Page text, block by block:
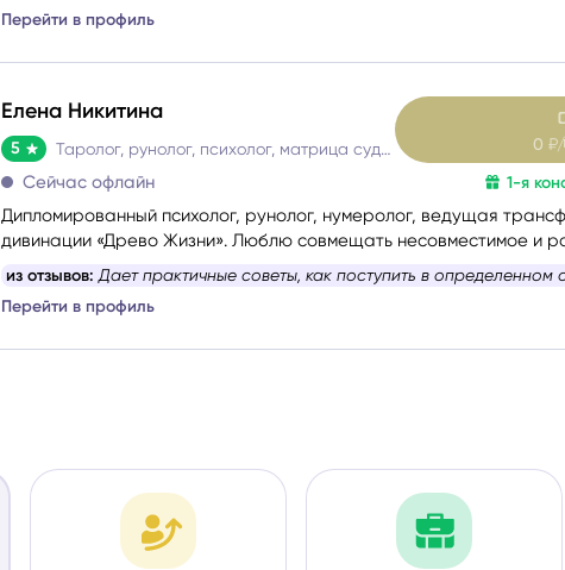
Перейти в профиль
Елена Никитина
5 Таролог, рунолог, психолог, матрица судьбы
Сейчас офлайн
Дипломированный психолог, рунолог, нумеролог, ведущая
дивинации «Древо Жизни». Люблю совмещать несовместимое и
эзотерики, психологии и Таро, Таро и нумерологии.
Помогаю понять себя, осознать свои истинные желания и
проблемных ситуаций и оптимальные способы их решения.
из отзывов: Дает практичные советы, как поступить в определенном
Перейти в профиль
0 ₽/
1-я